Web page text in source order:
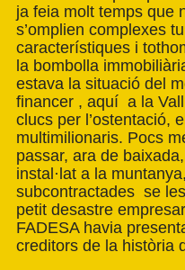
ja feia molt temps que
s’omplien complexes
característiques i
la bombolla
estava la situació del
financer , aquí a la
clucs per l’ostentació,
multimilionaris. Pocs
passar, ara de
instal·lat a la
subcontractades se
petit desastre
FADESA havia
creditors de la història